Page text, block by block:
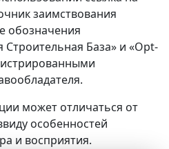
заимствования
обозначения
База» и «Opt-
может отличаться от
особенностей
и восприятия.